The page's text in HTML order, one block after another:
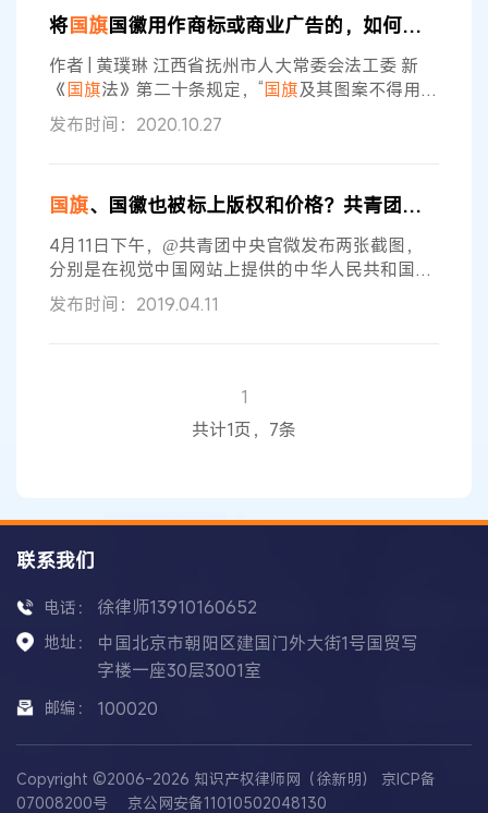
杂志封面不低于1000元，商业价格使用另议。国
旗 的照片标注为编辑图片，如需商业用途，则需致
电客服。 共青团中央发布微博并
将国旗国徽用作商标或商业广告的，如何监管界定？
作者 | 黄璞琳 江西省抚州市人大常委会法工委 新
《国旗法》第二十条规定，“国旗及其图案不得用作
商标、授予专利权的外观设计和商业广告，不得用
于私人丧事活动等不适宜的情形。”新《国徽法》第
用品、日常生活的陈设布置”。 据此，除国家知识
产权局在商标注册审查和专利授权审查中，对将
旗国徽及其图案用于商标或者
发布时间：2020.10.27
国旗、国徽也被标上版权和价格？共青团中央质问视觉中国
4月11日下午，@共青团中央官微发布两张截图，
分别是在视觉中国网站上提供的中华人民共和国国
旗和国徽图案的截屏。截屏中带有“版权所有：视觉
中国”的版权声明以及如用于商业的咨询电话。团中
视觉中国客服电话，对方表示，对于
记者暂未接到这一回复。不过，北青报
发布时间：2019.04.11
1
共计1页，7条
联系我们
电话： 徐律师13910160652
地址：
中国北京市朝阳区建国门外大街1号国贸写
字楼一座30层3001室
邮编： 100020
Copyright ©2006-2026 知识产权律师网（徐新明） 京ICP备
07008200号
京公网安备11010502048130